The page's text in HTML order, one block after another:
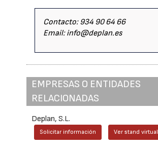
Contacto: 934 90 64 66
Email: info@deplan.es
EMPRESAS O ENTIDADES
RELACIONADAS
Deplan, S.L.
Solicitar información Ver stand virtual